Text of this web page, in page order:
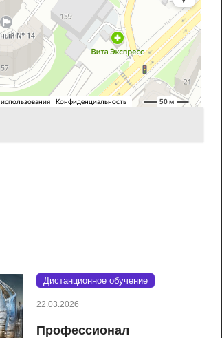
Дистанционное обучение
22.03.2026
Профессионал